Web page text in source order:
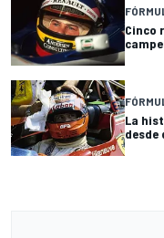
Cinco
La
desde